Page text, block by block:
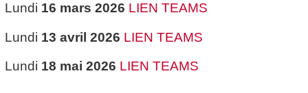
Lundi 16 mars 2026 LIEN TEAMS
Lundi 13 avril 2026 LIEN TEAMS
Lundi 18 mai 2026 LIEN TEAMS